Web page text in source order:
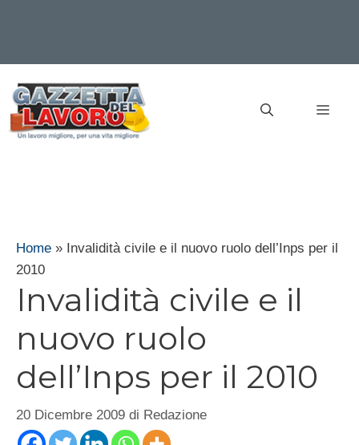
contenuto
Home » Invalidità civile e il nuovo ruolo dell’Inps per il
2010
Invalidità civile e il
nuovo ruolo
dell’Inps per il 2010
20 Dicembre 2009 di Redazione